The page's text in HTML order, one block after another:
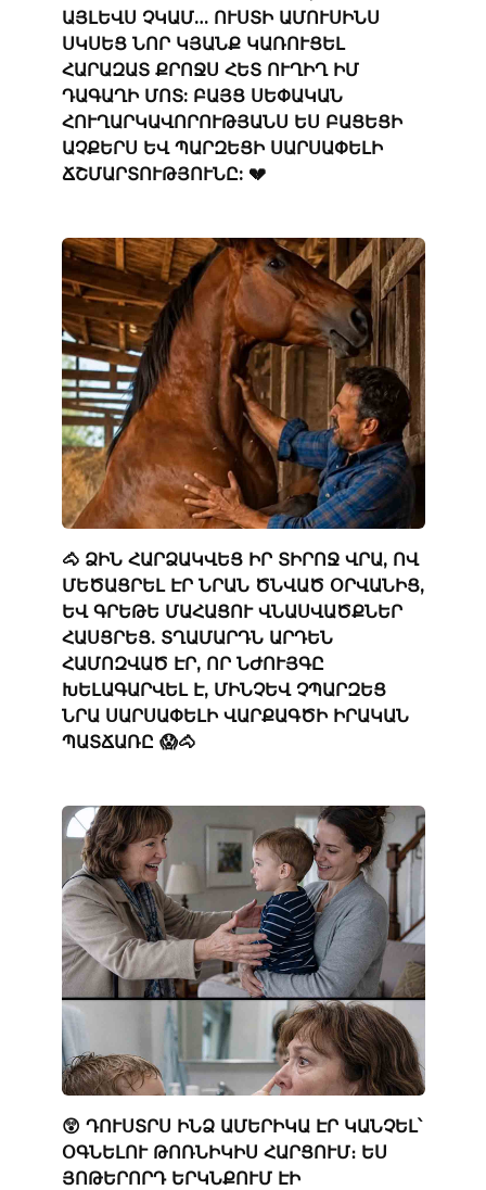
ԱՅԼԵՎՍ ՉԿԱՄ… ՈՒՍՏԻ ԱՄՈՒՍԻՆՍ
ՍԿՍԵՑ ՆՈՐ ԿՅԱՆՔ ԿԱՌՈՒՑԵԼ
ՀԱՐԱԶԱՏ ՔՐՈՋՍ ՀԵՏ ՈՒՂԻՂ ԻՄ
ԴԱԳԱՂԻ ՄՈՏ: ԲԱՅՑ ՍԵՓԱԿԱՆ
ՀՈՒՂԱՐԿԱՎՈՐՈՒԹՅԱՆՍ ԵՍ ԲԱՑԵՑԻ
ԱՉՔԵՐՍ ԵՎ ՊԱՐԶԵՑԻ ՍԱՐՍԱՓԵԼԻ
ՃՇՄԱՐՏՈՒԹՅՈՒՆԸ: 💔
🐴 ՁԻՆ ՀԱՐՁԱԿՎԵՑ ԻՐ ՏԻՐՈՋ ՎՐԱ, ՈՎ
ՄԵԾԱՑՐԵԼ ԷՐ ՆՐԱՆ ԾՆՎԱԾ ՕՐՎԱՆԻՑ,
ԵՎ ԳՐԵԹԵ ՄԱՀԱՑՈՒ ՎՆԱՍՎԱԾՔՆԵՐ
ՀԱՍՑՐԵՑ. ՏՂԱՄԱՐԴՆ ԱՐԴԵՆ
ՀԱՄՈԶՎԱԾ ԷՐ, ՈՐ ՆԺՈՒՅԳԸ
ԽԵԼԱԳԱՐՎԵԼ Է, ՄԻՆՉԵՎ ՉՊԱՐԶԵՑ
ՆՐԱ ՍԱՐՍԱՓԵԼԻ ՎԱՐՔԱԳԾԻ ԻՐԱԿԱՆ
ՊԱՏՃԱՌԸ 😱🐴
😲 ԴՈՒՍՏՐՍ ԻՆՁ ԱՄԵՐԻԿԱ ԷՐ ԿԱՆՉԵԼ՝
ՕԳՆԵԼՈՒ ԹՈՌՆԻԿԻՍ ՀԱՐՑՈՒՄ։ ԵՍ
ՅՈԹԵՐՈՐԴ ԵՐԿՆՔՈՒՄ ԷԻ